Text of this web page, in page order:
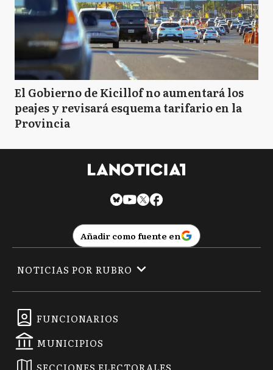
El Gobierno de Kicillof no aumentará los
peajes y revisará esquema tarifario en la
Provincia
Añadir como fuente en
FUNCIONARIOS
MUNICIPIOS
NOTICIAS POR RUBRO